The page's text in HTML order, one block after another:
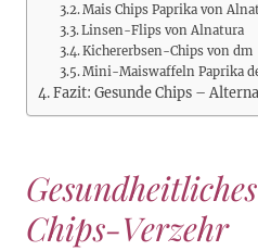
Mais Chips Paprika von
Linsen-Flips von Alnatura
Kichererbsen-Chips von dm
Mini-Maiswaffeln Paprika
Fazit: Gesunde Chips –
Chips-Verzehr